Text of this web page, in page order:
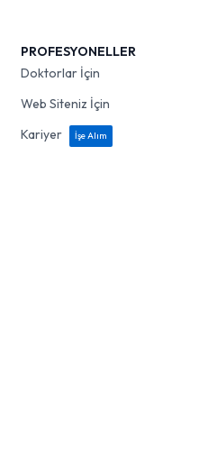
PROFESYONELLER
Doktorlar İçin
Web Siteniz İçin
Kariyer
İşe Alım